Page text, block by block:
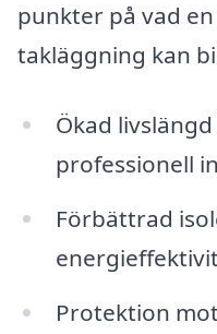
punkter på vad
takläggning kan
Ökad
professionell
Förbättrad
Protektion